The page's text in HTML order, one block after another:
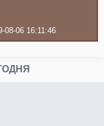
08-06 16:11:46